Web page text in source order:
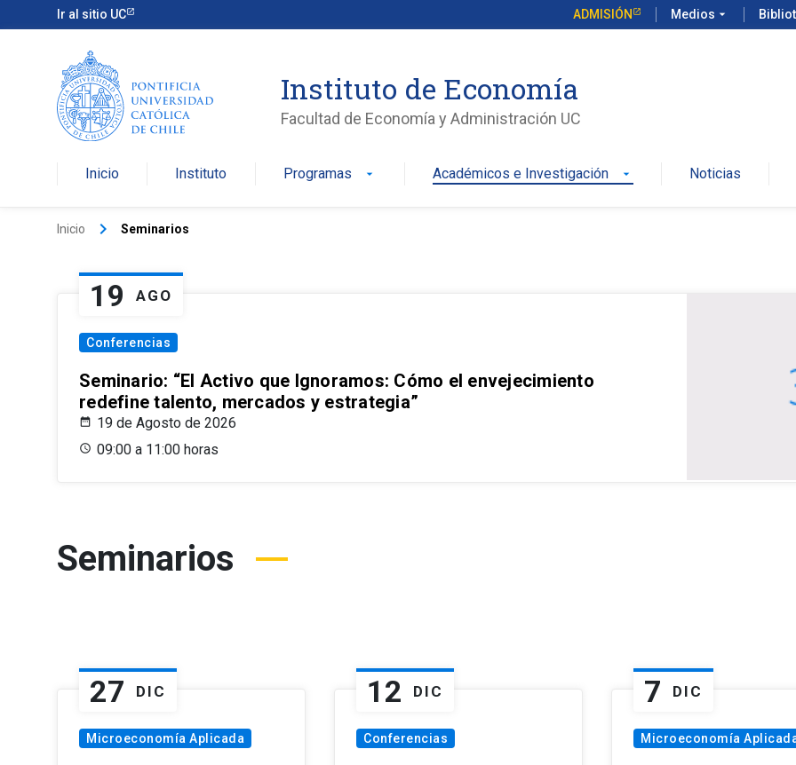
Ir al sitio UC ADMISIÓN Medios arrow_drop_down
Instituto de Economía
Facultad de Economía y Administración UC
Inicio Instituto Programas arrow_drop_down Académicos e Investigación arrow_drop_down Noticias
Inicio keyboard_arrow_right Seminarios
19 AGO
Conferencias
Seminario: “El Activo que Ignoramos: Cómo el envejecimiento
redefine talento, mercados y estrategia”
19 de Agosto de 2026
09:00 a 11:00 horas
Seminarios
27 DIC
Microeconomía Aplicada
12 DIC
Conferencias
7 DIC
Microeconomía